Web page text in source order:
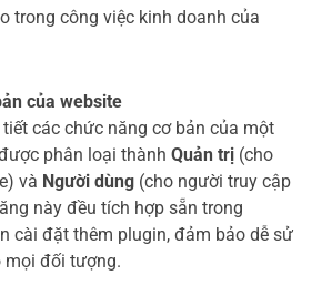
trong công việc kinh doanh của
của website
các chức năng cơ bản của một
phân loại thành Quản trị (cho
và Người dùng (cho người truy cập
này đều tích hợp sẵn trong
cài đặt thêm plugin, đảm bảo dễ sử
mọi đối tượng.